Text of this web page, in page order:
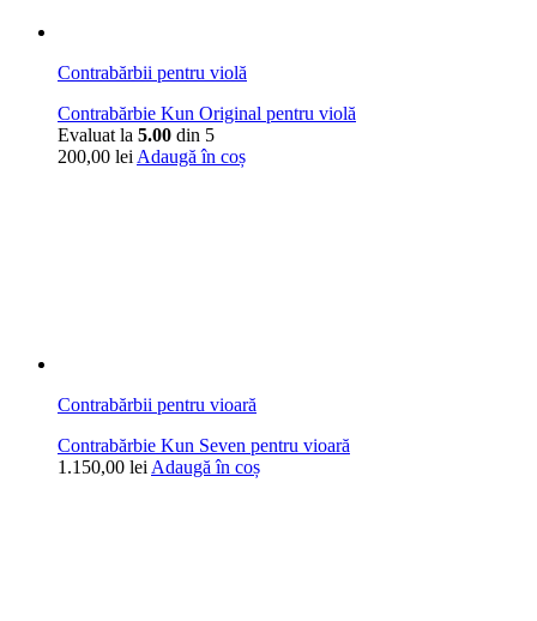
Contrabărbii pentru violă
Contrabărbie Kun Original pentru violă
Evaluat la 5.00 din 5
200,00 lei Adaugă în coș
Contrabărbii pentru vioară
Contrabărbie Kun Seven pentru vioară
1.150,00 lei Adaugă în coș